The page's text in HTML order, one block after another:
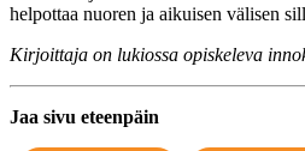
helpottaa nuoren ja aikuisen välisen
Kirjoittaja on lukiossa opiskeleva
Jaa sivu eteenpäin